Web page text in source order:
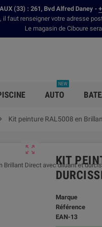
(33) : 261, Bvd Alfred Daney -
faut renseigner votre adresse
Le magasin de Ciboure
AUTO
NEW
 Kit peinture RAL5008 en

KIT
Marque
Référence
EAN-13